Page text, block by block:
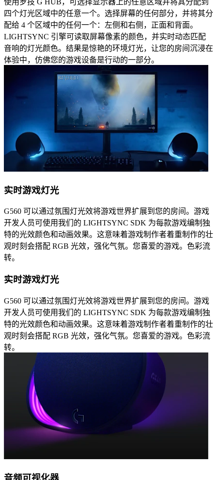
使用罗技 G HUB，可选择显示器上的任意区域并将其分配到
四个灯光区域中的任意一个。选择屏幕的任何部分，并将其分
配给 4 个区域中的任何一个：左侧和右侧，正面和背面。
LIGHTSYNC 引擎可读取屏幕像素的颜色，并实时动态匹配
音响的灯光颜色。结果是惊艳的环境灯光，让您的房间沉浸在
体验中，仿佛您的游戏设备是行动的一部分。
实时游戏灯光
G560 可以通过氛围灯光效将游戏世界扩展到您的房间。游戏
开发人员可使用我们的 LIGHTSYNC SDK 为每款游戏编制独
特的光效颜色和动画效果。这意味着游戏制作者着重制作的壮
观时刻会搭配 RGB 光效，强化气氛。您喜爱的游戏。色彩流
转。
实时游戏灯光
G560 可以通过氛围灯光效将游戏世界扩展到您的房间。游戏
开发人员可使用我们的 LIGHTSYNC SDK 为每款游戏编制独
特的光效颜色和动画效果。这意味着游戏制作者着重制作的壮
观时刻会搭配 RGB 光效，强化气氛。您喜爱的游戏。色彩流
转。
音频可视化器